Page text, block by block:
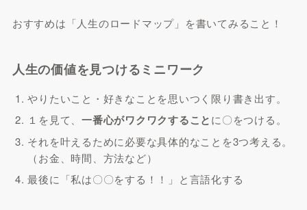
おすすめは「人生のロードマップ」を書いてみること！
人生の価値を見つけるミニワーク
やりたいこと・好きなことを思いつく限り書き出す。
１を見て、一番心がワクワクすることに〇をつける。
それを叶えるために必要な具体的なことを3つ考える。
（お金、時間、方法など）
最後に「私は〇〇をする！！」と言語化する